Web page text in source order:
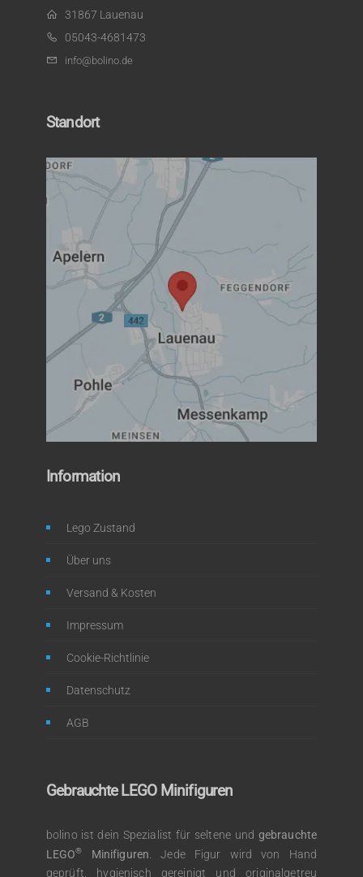
31867 Lauenau
05043-4681473
info@bolino.de
Standort
Information
Lego Zustand
Über uns
Versand & Kosten
Impressum
Cookie-Richtlinie
Datenschutz
AGB
Gebrauchte LEGO Minifiguren
bolino ist dein Spezialist für seltene und gebrauchte
LEGO® Minifiguren. Jede Figur wird von Hand
geprüft, hygienisch gereinigt und originalgetreu